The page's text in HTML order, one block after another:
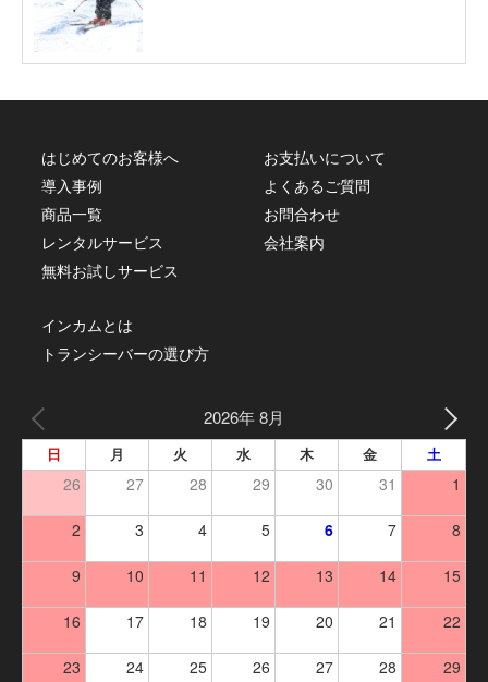
はじめてのお客様へ
導入事例
商品一覧
レンタルサービス
無料お試しサービス
お支払いについて
よくあるご質問
お問合わせ
会社案内
インカムとは
トランシーバーの選び方
2026年 8月
日 月 火 水 木 金 土
26 27 28 29 30 31 1
2 3 4 5 6 7 8
9 10 11 12 13 14 15
16 17 18 19 20 21 22
23 24 25 26 27 28 29